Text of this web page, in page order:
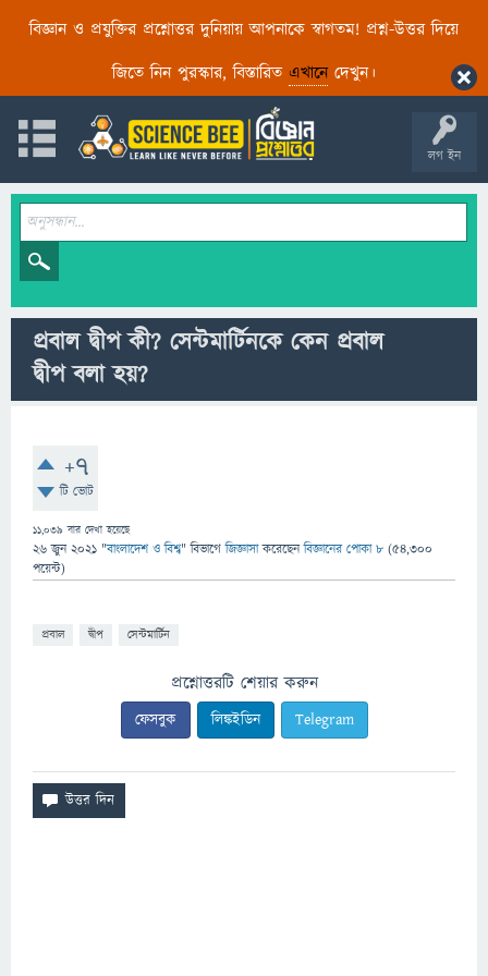
বিজ্ঞান ও প্রযুক্তির প্রশ্নোত্তর দুনিয়ায় আপনাকে স্বাগতম! প্রশ্ন-উত্তর দিয়ে
জিতে নিন পুরস্কার, বিস্তারিত এখানেদেখুন।
লগ ইন
প্রবাল দ্বীপ কী? সেন্টমার্টিনকে কেন প্রবাল
দ্বীপ বলা হয়?
+7
টি ভোট
11,039 বার দেখা হয়েছে
26 জুন 2021 "বাংলাদেশ ও বিশ্ব" বিভাগে জিজ্ঞাসাকরেছেনবিজ্ঞানের পোকা ৮ (54,300
পয়েন্ট)
প্রবাল দ্বীপ সেন্টমার্টিন
প্রশ্নোত্তরটি শেয়ার করুন
ফেসবুক লিঙ্কইডিন Telegram